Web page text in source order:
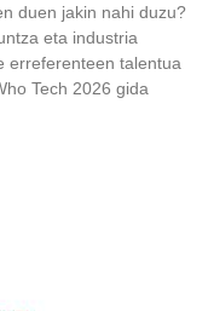
duen jakin nahi duzu?
eta industria
erreferenteen talentua
Tech 2026 gida